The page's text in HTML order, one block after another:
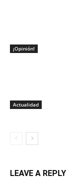
¡Opinión!
Actualidad
LEAVE A REPLY